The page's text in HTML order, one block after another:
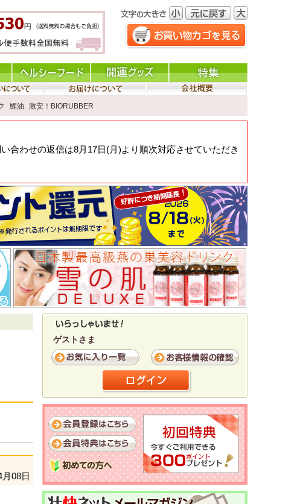
鯉油 激安！BIORUBBER
合わせの返信は8月17日(月)より順次対応させていただき
08日
ゲストさま